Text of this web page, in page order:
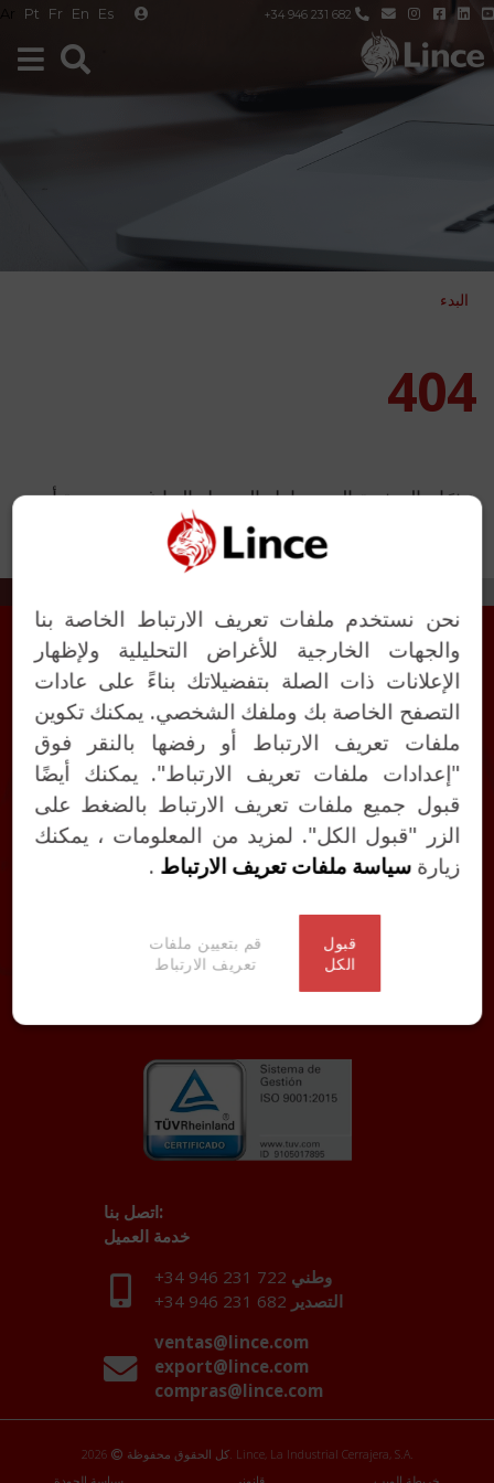
+34 946 231 682
Es
En
Fr
Pt
Ar
البدء
404
عذرًا ، الصفحة التي تحاول الوصول إليها غير موجودة أو
تغيرت. حاول الذهاب إلى صفحتنا الرئيسية.
La Industrial Cerrajera, S.A.
Urkizuaran, 10 - Apdo. 1
48230
Elorrio (Spain)
نشرة الأخبار
اتصل بنا:
خدمة العميل
+34 946 231 722 وطني
+34 946 231 682 التصدير
ventas@lince.com
export@lince.com
compras@lince.com
كل الحقوق محفوظة2026. Lince, La Industrial Cerrajera, S.A.
نحن نستخدم ملفات تعريف الارتباط الخاصة بنا
والجهات الخارجية للأغراض التحليلية ولإظهار
الإعلانات ذات الصلة بتفضيلاتك بناءً على عادات
التصفح الخاصة بك وملفك الشخصي. يمكنك تكوين
ملفات تعريف الارتباط أو رفضها بالنقر فوق
"إعدادات ملفات تعريف الارتباط". يمكنك أيضًا
قبول جميع ملفات تعريف الارتباط بالضغط على
الزر "قبول الكل". لمزيد من المعلومات ، يمكنك
زيارةسياسة ملفات تعريف الارتباط .
قبول
الكل
قم بتعيين ملفات
تعريف الارتباط